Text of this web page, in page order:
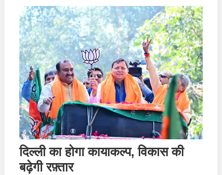
दिल्ली का होगा कायाकल्प, विकास की
बढ़ेगी रफ़्तार